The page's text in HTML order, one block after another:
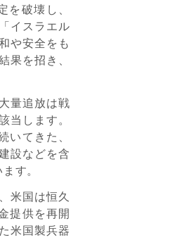
を破壊し、
イスラエル
や安全をも
果を招き、
量追放は戦
当します。
いてきた、
設などを含
す。
米国は恒久
提供を再開
米国製兵器